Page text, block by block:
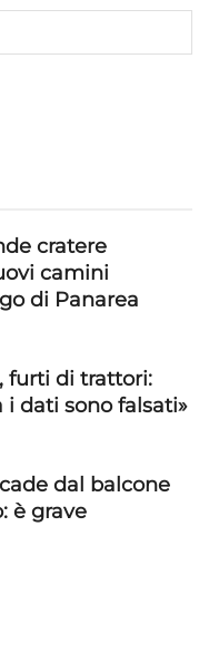
cratere
camini
di Panarea
furti di trattori:
i dati sono falsati»
dal balcone
è grave